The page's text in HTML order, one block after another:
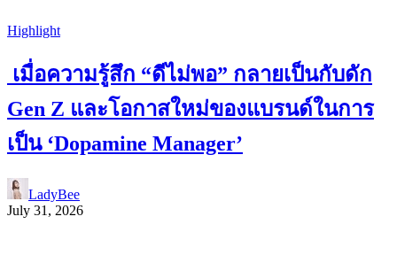
Highlight
เมื่อความรู้สึก “ดีไม่พอ” กลายเป็นกับดัก
Gen Z และโอกาสใหม่ของแบรนด์ในการ
เป็น ‘Dopamine Manager’
LadyBee
July 31, 2026